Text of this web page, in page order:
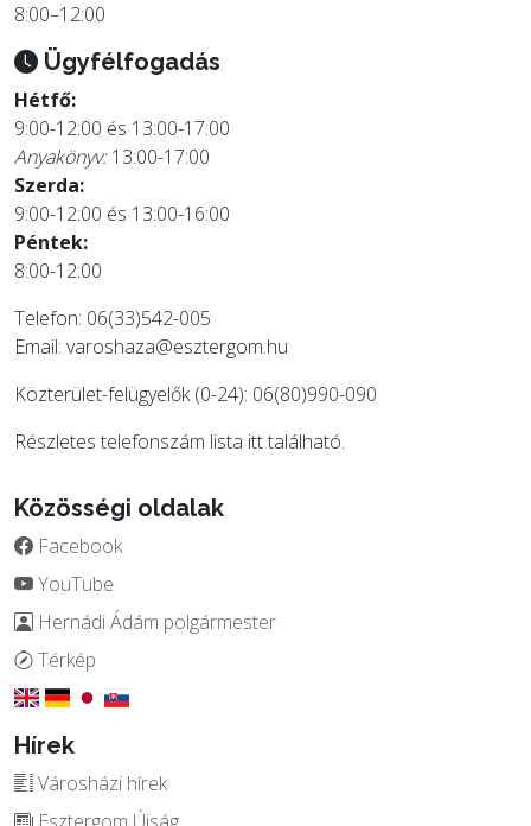
8:00–12:00
Ügyfélfogadás
Hétfő:
9:00-12:00 és 13:00-17:00
Anyakönyv:13:00-17:00
Szerda:
9:00-12:00 és 13:00-16:00
Péntek:
8:00-12:00
Telefon: 06(33)542-005
Email: varoshaza@esztergom.hu
Közterület-felügyelők (0-24): 06(80)990-090
Részletes telefonszám lista itttalálható.
Közösségi oldalak
Facebook
YouTube
Hernádi Ádám polgármester
Térkép
Hírek
Városházi hírek